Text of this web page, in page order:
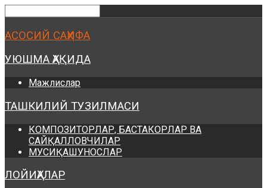
АСОСИЙ САҲИФА
УЮШМА ҲАҚИДА
Мажлислар
ТАШКИЛИЙ ТУЗИЛМАСИ
КОМПОЗИТОРЛАР, БАСТАКОРЛАР ВА
САЙҚАЛЛОВЧИЛАР
МУСИҚАШУНОСЛАР
ЛОЙИҲАЛАР
Предыдущий
год
Предыдущий
месяц
Следующий
год
Следующий
месяц